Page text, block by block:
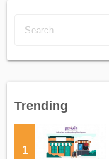
Trending
1